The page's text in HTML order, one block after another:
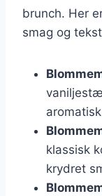
brunch. Her
smag og
klassisk
krydret